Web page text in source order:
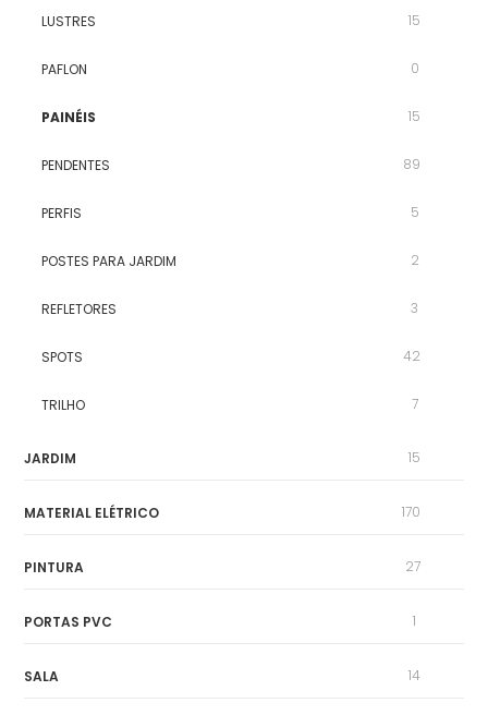
LUSTRES 15
PAFLON 0
PAINÉIS 15
PENDENTES 89
PERFIS 5
POSTES PARA JARDIM 2
REFLETORES 3
SPOTS 42
TRILHO 7
JARDIM 15
MATERIAL ELÉTRICO 170
PINTURA 27
PORTAS PVC 1
SALA 14